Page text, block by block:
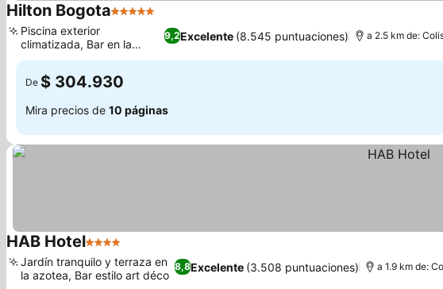
Hilton Bogota5 Estrellas
9,2Excelente (8.545 puntuaciones)
Piscina exterior
climatizada, Bar en la
azotea Sky 15
a 2.5 km de:
De $ 304.930
Mira precios de 10 páginas
HAB Hotel4 Estrellas
8,8Excelente (3.508 puntuaciones)
Jardín tranquilo y terraza en
la azotea, Bar estilo art déco
a 1.9 km de: